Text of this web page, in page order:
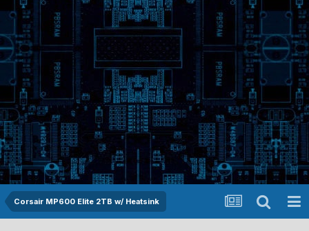
Corsair MP600 Elite 2TB w/ Heatsink